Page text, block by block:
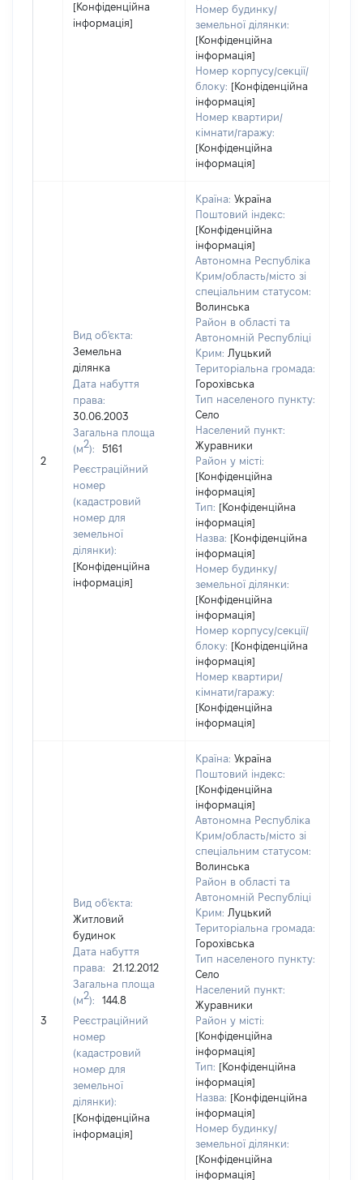
[Конфіденційна
інформація]
Номер будинку/
земельної ділянки:
[Конфіденційна
інформація]
Номер корпусу/секції/
блоку: [Конфіденційна
інформація]
Номер квартири/
кімнати/гаражу:
[Конфіденційна
інформація]
2
Вид об'єкта:
Земельна
ділянка
Дата набуття
права:
30.06.2003
Загальна площа
(м2):
5161
Реєстраційний
номер
(кадастровий
номер для
земельної
ділянки):
[Конфіденційна
інформація]
Країна: Україна
Поштовий індекс:
[Конфіденційна
інформація]
Автономна Республіка
Крим/область/місто зі
спеціальним статусом:
Волинська
Район в області та
Автономній Республіці
Крим: Луцький
Територіальна громада:
Горохівська
Тип населеного пункту:
Село
Населений пункт:
Журавники
Район у місті:
[Конфіденційна
інформація]
Тип: [Конфіденційна
інформація]
Назва: [Конфіденційна
інформація]
Номер будинку/
земельної ділянки:
[Конфіденційна
інформація]
Номер корпусу/секції/
блоку: [Конфіденційна
інформація]
Номер квартири/
кімнати/гаражу:
[Конфіденційна
інформація]
3
Вид об'єкта:
Житловий
будинок
Дата набуття
права:
21.12.2012
Загальна площа
(м2):
144.8
Реєстраційний
номер
(кадастровий
номер для
земельної
ділянки):
[Конфіденційна
інформація]
Країна: Україна
Поштовий індекс:
[Конфіденційна
інформація]
Автономна Республіка
Крим/область/місто зі
спеціальним статусом:
Волинська
Район в області та
Автономній Республіці
Крим: Луцький
Територіальна громада:
Горохівська
Тип населеного пункту:
Село
Населений пункт:
Журавники
Район у місті:
[Конфіденційна
інформація]
Тип: [Конфіденційна
інформація]
Назва: [Конфіденційна
інформація]
Номер будинку/
земельної ділянки:
[Конфіденційна
інформація]